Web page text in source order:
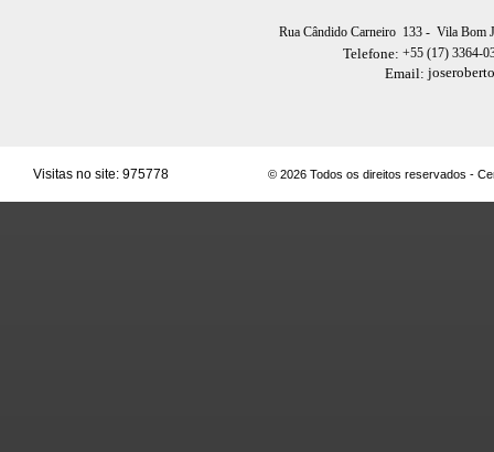
Rua Cândido Carneiro 133 - Vila Bom
Telefone: +55 (17) 3364-
Email:
Visitas no site: 975778 © 2026 Todos os direitos reservados -